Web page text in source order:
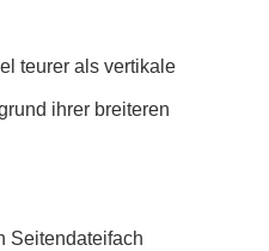
teurer als vertikale
ihrer breiteren
Seitendateifach